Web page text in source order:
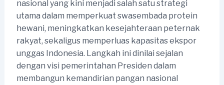
nasional yang kini menjadi salah satu strategi
utama dalam memperkuat swasembada protein
hewani, meningkatkan kesejahteraan peternak
rakyat, sekaligus memperluas kapasitas ekspor
unggas Indonesia. Langkah ini dinilai sejalan
dengan visi pemerintahan Presiden dalam
membangun kemandirian pangan nasional